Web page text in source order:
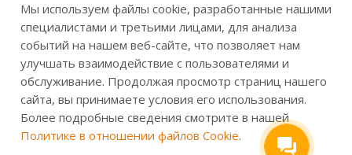
2016-2026 © VALBERGSAFE.RU — Интернет-магазин
сейфов Valberg и металлической мебели Практик.
Продажа сейфов для дома и офиса, металлических
шкафов, стеллажей, металлических дверей.
Информация о розничных ценах, технических
характеристиках, наличии на складе носит справочный
характер и не является публичной офертой,
Мы используем файлы cookie, разработанные нашими
специалистами и третьими лицами, для анализа
событий на нашем веб-сайте, что позволяет нам
улучшать взаимодействие с пользователями и
обслуживание. Продолжая просмотр страниц нашего
сайта, вы принимаете условия его использования.
Более подробные сведения смотрите в нашей
Политике в отношении файлов Cookie.